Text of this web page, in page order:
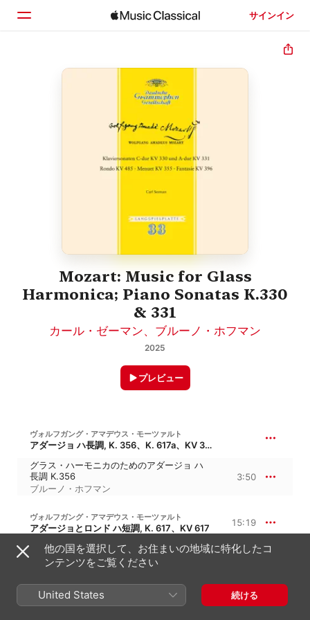
サインイン
ホーム
Mozart: Music for Glass
Harmonica; Piano Sonatas K.330
& 331
カール・ゼーマン、 ブルーノ・ホフマン
2025
プレビュー
ヴォルフガング・アマデウス・モーツァルト
アダージョ ハ長調, K. 356、K. 617a、KV 356、KV 617a
グラス・ハーモニカのためのアダージョ ハ
長調 K.356
ブルーノ・ホフマン
3:50
ヴォルフガング・アマデウス・モーツァルト
アダージョとロンド ハ短調, K. 617、KV 617 15:19
アダージョ
ブルーノ・ホフマン、 グスタフ・シェック
ヘルムート・ヴィンシャーマン
ト・ヴェンツィンガー、エミール・ザイラー
ロンド
アウグスト・ヴェンツィンガー、ブルーノ・
9:10
他の国を選択して、お住まいの地域に特化したコ
ンテンツをご覧ください
United States 続ける